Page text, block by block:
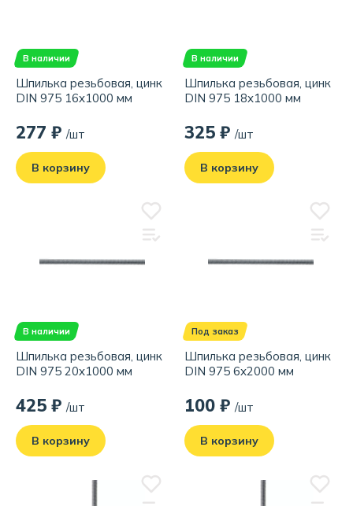
В наличии
Шпилька резьбовая, цинк
DIN 975 16x1000 мм
277 ₽ /шт
В корзину
В наличии
Шпилька резьбовая, цинк
DIN 975 18x1000 мм
325 ₽ /шт
В корзину
В наличии
Шпилька резьбовая, цинк
DIN 975 20x1000 мм
425 ₽ /шт
В корзину
Под заказ
Шпилька резьбовая, цинк
DIN 975 6x2000 мм
100 ₽ /шт
В корзину